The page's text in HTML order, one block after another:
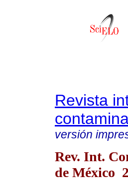
Revista
versión
Rev. Int.
de México